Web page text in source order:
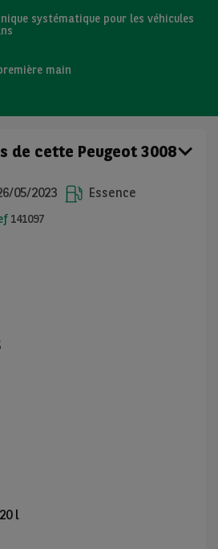
systématique pour les véhicules
main
de cette Peugeot 3008
05/2023
Essence
141097
l